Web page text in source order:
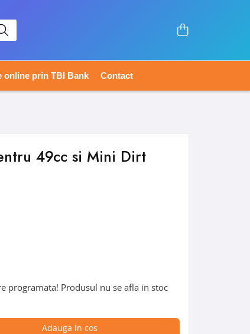
online prin TBI Bank Contact
49cc si Mini Dirt
programata! Produsul nu se afla in stoc
Adauga in cos